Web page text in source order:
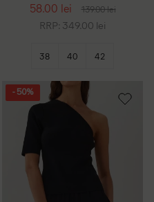
58.00 lei 139.00 lei
RRP: 349.00 lei
38 40 42
- 50%